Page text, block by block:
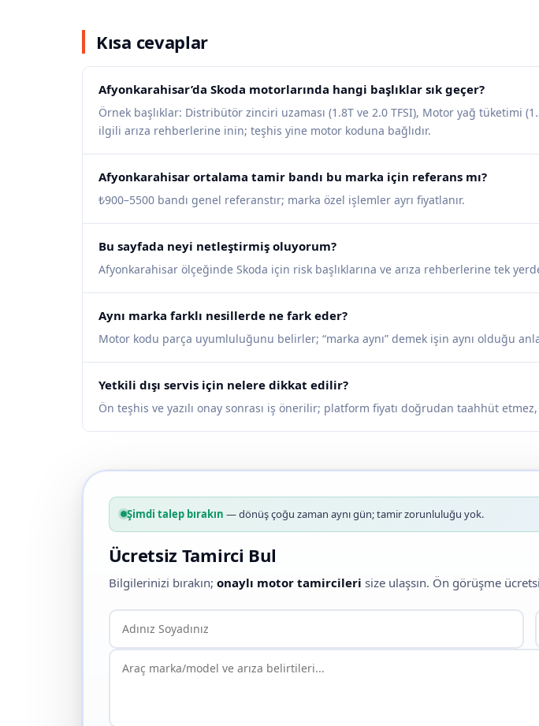
Kısa cevaplar
Afyonkarahisar’da Skoda motorlarında hangi başlıklar sık geçer?
Örnek başlıklar: Distribütör zinciri uzaması (1.8T ve 2.0 TFSI), Motor yağ tüketimi
ilgili arıza rehberlerine inin; teşhis yine motor koduna bağlıdır.
Afyonkarahisar ortalama tamir bandı bu marka için referans mı?
₺900–5500 bandı genel referanstır; marka özel işlemler ayrı fiyatlanır.
Bu sayfada neyi netleştirmiş oluyorum?
Afyonkarahisar ölçeğinde Skoda için risk başlıklarına ve arıza rehberlerine tek
Aynı marka farklı nesillerde ne fark eder?
Motor kodu parça uyumluluğunu belirler; “marka aynı” demek işin aynı olduğu
Yetkili dışı servis için nelere dikkat edilir?
Ön teşhis ve yazılı onay sonrası iş önerilir; platform fiyatı doğrudan taahhüt etmez,
Şimdi talep bırakın — dönüş çoğu zaman aynı gün; tamir zorunluluğu yok.
Ücretsiz Tamirci Bul
Bilgilerinizi bırakın; onaylı motor tamircileri size ulaşsın. Ön görüşme